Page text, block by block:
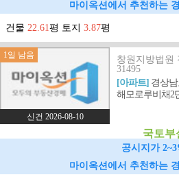
마이옥션에서 추천하는
건물 22.61평 토지 3.87평
1일 남음
신건 2026-08-10
창원지방법원
31495
[아파트] 경상
해모로루비채2
국토부
공시지가 2~3
마이옥션에서 추천하는